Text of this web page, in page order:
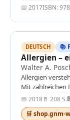
📅 2017ISBN:
DEUTSCH 📚
Allergien –
Walter A.
Allergien
Mit zahlreichen
📅 2018📄 208 S.
🛒 shop.gnm-